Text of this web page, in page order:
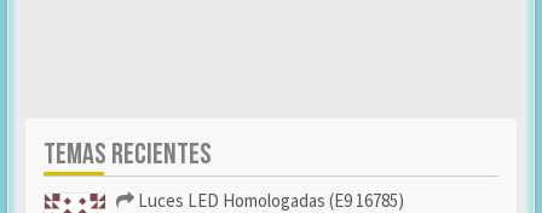
TEMAS RECIENTES
Luces LED Homologadas (E9 16785)